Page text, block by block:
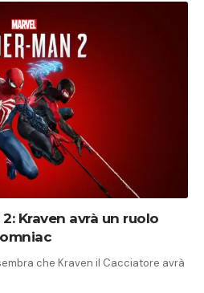
Kraven avrà un ruolo
che Kraven il Cacciatore avrà